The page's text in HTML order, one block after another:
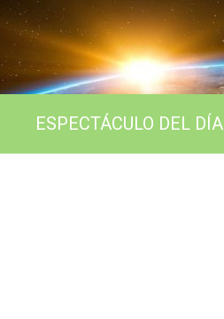
ESPECTÁCULO DEL DÍA